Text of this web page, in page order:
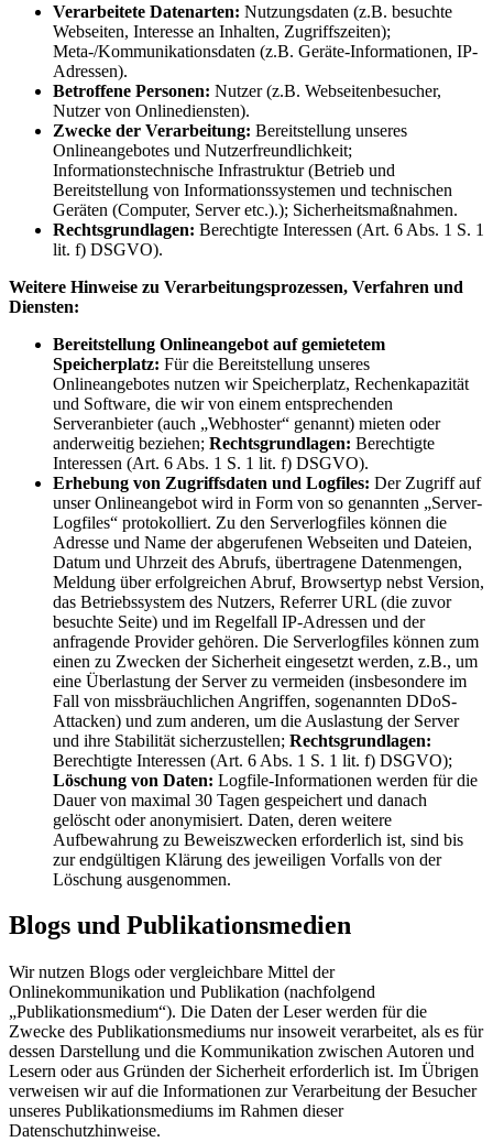
Verarbeitete Datenarten: Nutzungsdaten (z.B. besuchte
Webseiten, Interesse an Inhalten, Zugriffszeiten);
Meta-/Kommunikationsdaten (z.B. Geräte-Informationen, IP-
Adressen).
Betroffene Personen: Nutzer (z.B. Webseitenbesucher,
Nutzer von Onlinediensten).
Zwecke der Verarbeitung: Bereitstellung unseres
Onlineangebotes und Nutzerfreundlichkeit;
Informationstechnische Infrastruktur (Betrieb und
Bereitstellung von Informationssystemen und technischen
Geräten (Computer, Server etc.).); Sicherheitsmaßnahmen.
Rechtsgrundlagen: Berechtigte Interessen (Art. 6 Abs. 1 S. 1
lit. f) DSGVO).
Weitere Hinweise zu Verarbeitungsprozessen, Verfahren und
Diensten:
Bereitstellung Onlineangebot auf gemietetem
Speicherplatz: Für die Bereitstellung unseres
Onlineangebotes nutzen wir Speicherplatz, Rechenkapazität
und Software, die wir von einem entsprechenden
Serveranbieter (auch „Webhoster“ genannt) mieten oder
anderweitig beziehen; Rechtsgrundlagen: Berechtigte
Interessen (Art. 6 Abs. 1 S. 1 lit. f) DSGVO).
Erhebung von Zugriffsdaten und Logfiles: Der Zugriff auf
unser Onlineangebot wird in Form von so genannten „Server-
Logfiles“ protokolliert. Zu den Serverlogfiles können die
Adresse und Name der abgerufenen Webseiten und Dateien,
Datum und Uhrzeit des Abrufs, übertragene Datenmengen,
Meldung über erfolgreichen Abruf, Browsertyp nebst Version,
das Betriebssystem des Nutzers, Referrer URL (die zuvor
besuchte Seite) und im Regelfall IP-Adressen und der
anfragende Provider gehören. Die Serverlogfiles können zum
einen zu Zwecken der Sicherheit eingesetzt werden, z.B., um
eine Überlastung der Server zu vermeiden (insbesondere im
Fall von missbräuchlichen Angriffen, sogenannten DDoS-
Attacken) und zum anderen, um die Auslastung der Server
und ihre Stabilität sicherzustellen; Rechtsgrundlagen:
Berechtigte Interessen (Art. 6 Abs. 1 S. 1 lit. f) DSGVO);
Löschung von Daten: Logfile-Informationen werden für die
Dauer von maximal 30 Tagen gespeichert und danach
gelöscht oder anonymisiert. Daten, deren weitere
Aufbewahrung zu Beweiszwecken erforderlich ist, sind bis
zur endgültigen Klärung des jeweiligen Vorfalls von der
Löschung ausgenommen.
Blogs und Publikationsmedien
Wir nutzen Blogs oder vergleichbare Mittel der
Onlinekommunikation und Publikation (nachfolgend
„Publikationsmedium“). Die Daten der Leser werden für die
Zwecke des Publikationsmediums nur insoweit verarbeitet, als es für
dessen Darstellung und die Kommunikation zwischen Autoren und
Lesern oder aus Gründen der Sicherheit erforderlich ist. Im Übrigen
verweisen wir auf die Informationen zur Verarbeitung der Besucher
unseres Publikationsmediums im Rahmen dieser
Datenschutzhinweise.